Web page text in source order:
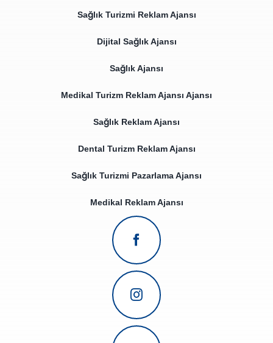
Sağlık Turizmi Reklam Ajansı
Dijital Sağlık Ajansı
Sağlık Ajansı
Medikal Turizm Reklam Ajansı Ajansı
Sağlık Reklam Ajansı
Dental Turizm Reklam Ajansı
Sağlık Turizmi Pazarlama Ajansı
Medikal Reklam Ajansı